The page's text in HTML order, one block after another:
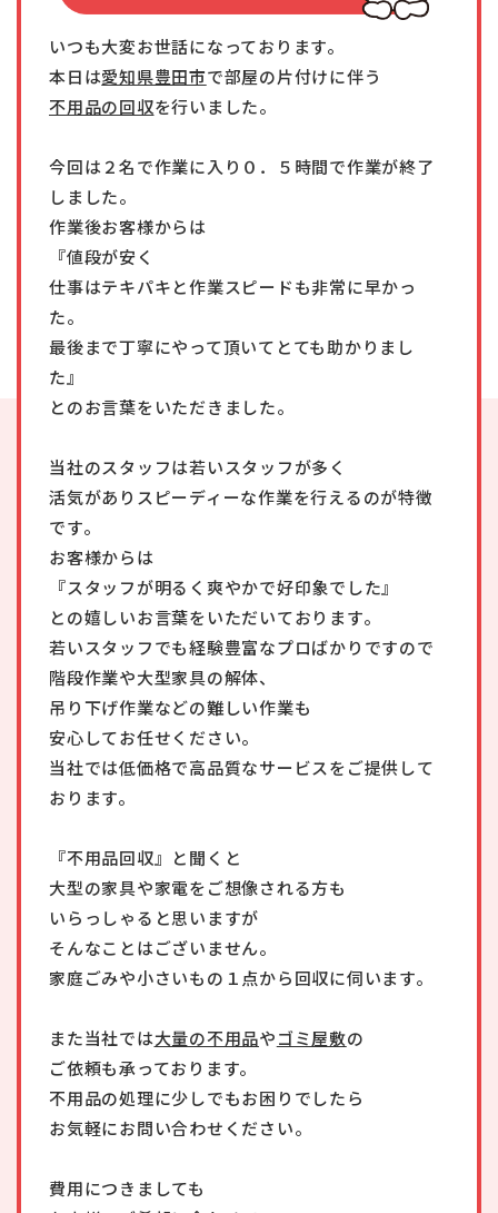
いつも大変お世話になっております。
本日は愛知県豊田市で部屋の片付けに伴う
不用品の回収を行いました。
今回は２名で作業に入り０．５時間で作業が終了
しました。
作業後お客様からは
『値段が安く
仕事はテキパキと作業スピードも非常に早かっ
た。
最後まで丁寧にやって頂いてとても助かりまし
た』
とのお言葉をいただきました。
当社のスタッフは若いスタッフが多く
活気がありスピーディーな作業を行えるのが特徴
です。
お客様からは
『スタッフが明るく爽やかで好印象でした』
との嬉しいお言葉をいただいております。
若いスタッフでも経験豊富なプロばかりですので
階段作業や大型家具の解体、
吊り下げ作業などの難しい作業も
安心してお任せください。
当社では低価格で高品質なサービスをご提供して
おります。
『不用品回収』と聞くと
大型の家具や家電をご想像される方も
いらっしゃると思いますが
そんなことはございません。
家庭ごみや小さいもの１点から回収に伺います。
また当社では大量の不用品やゴミ屋敷の
ご依頼も承っております。
不用品の処理に少しでもお困りでしたら
お気軽にお問い合わせください。
費用につきましても